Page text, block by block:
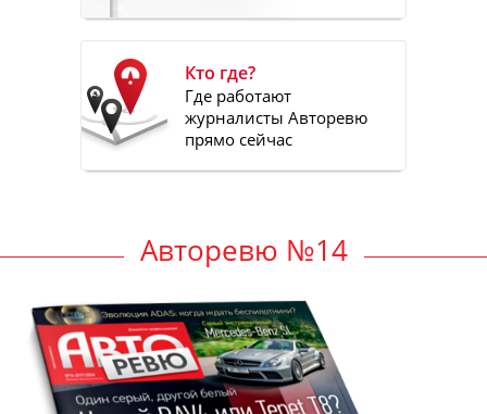
Кто где?
Где работают
журналисты Авторевю
прямо сейчас
Авторевю №14